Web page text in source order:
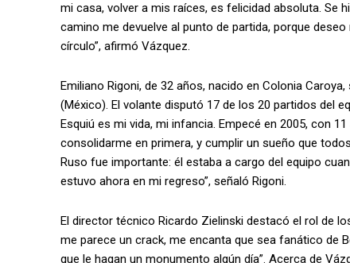
mi casa, volver a mis raíces, es felicidad absoluta. Se
camino me devuelve al punto de partida, porque
círculo”, afirmó Vázquez.
Emiliano Rigoni, de 32 años, nacido en Colonia
(México). El volante disputó 17 de los 20 partidos del
Esquiú es mi vida, mi infancia. Empecé en 2005, con
consolidarme en primera, y cumplir un sueño que
Ruso fue importante: él estaba a cargo del equipo
estuvo ahora en mi regreso”, señaló Rigoni.
El director técnico Ricardo Zielinski destacó el rol de
me parece un crack, me encanta que sea fanático de
que le hagan un monumento algún día”. Acerca de